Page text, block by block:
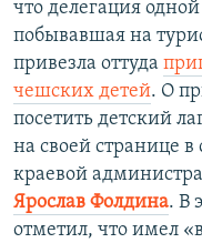
что делегация
побывавшая на
привезла оттуда
чешских детей. О
посетить детский
на своей странице в
краевой
Ярослав Фолдина. В
отметил, что имел